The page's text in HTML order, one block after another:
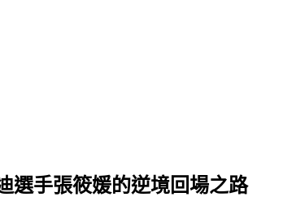
選手張筱媛的逆境回場之路